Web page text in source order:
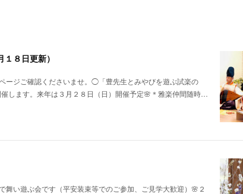
８日更新）
ージご確認くださいませ。◯「豊先生とみやびを遊ぶ試楽の
します。来年は３月２８日（日）開催予定🌸＊雅楽仲間随時…
舞い遊ぶ会です（平安装束等でのご参加、ご見学大歓迎）🌸２